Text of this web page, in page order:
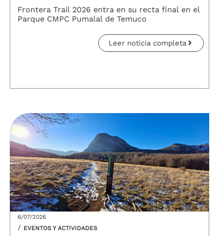
Frontera Trail 2026 entra en su recta final en el
Parque CMPC Pumalal de Temuco
Leer noticia completa
6/07/2026
/ EVENTOS Y ACTIVIDADES